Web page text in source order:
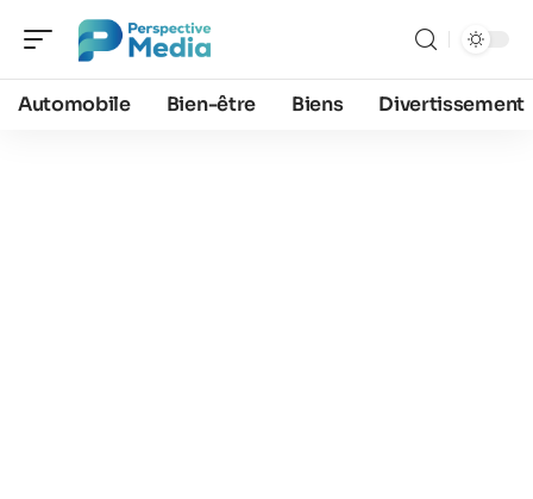
Automobile Bien-être Biens Divertissement